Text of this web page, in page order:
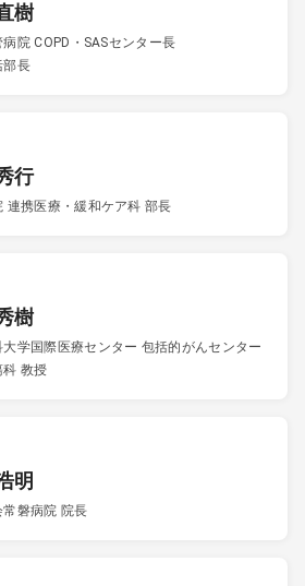
樹
病院 COPD・SASセンター長
部長
行
連携医療・緩和ケア科 部長
樹
学国際医療センター 包括的がんセンター
科 教授
明
常磐病院 院長